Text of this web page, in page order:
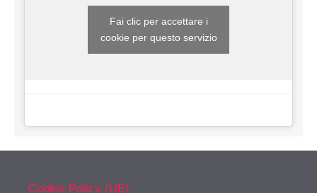
Fai clic per accettare i
cookie per questo servizio
Cookie Policy (UE)